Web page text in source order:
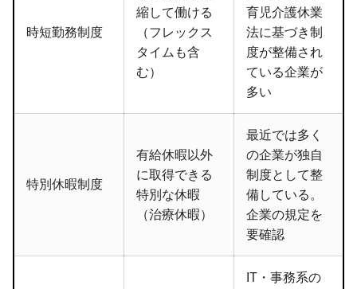
時短勤務制度
縮して働ける
（フレックス
タイムも含
む）
育児介護休業
法に基づき制
度が整備され
ている企業が
多い
特別休暇制度
有給休暇以外
に取得できる
特別な休暇
（治療休暇）
最近では多く
の企業が独自
制度として整
備している。
企業の規定を
要確認
IT・事務系の